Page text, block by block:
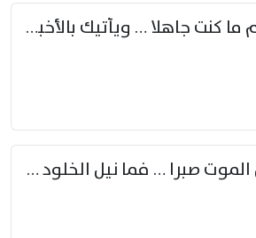
ستبدي لك الأيام ما كنت جاهلا … ويأتيك بالأخبار من لم تزوّد
فصبرا في مجال الموت صبرا … فما نيل الخلود بمستطاع